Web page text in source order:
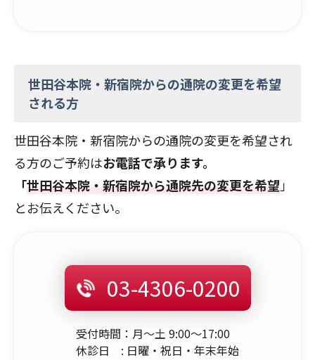
世田谷本院・新宿院からの通院の変更を希望
される方
世田谷本院・新宿院からの通院の変更を希望され
る方のご予約はお電話で承ります。
「世田谷本院・新宿院から通院先の変更を希望 」
とお伝えください。
03-4306-0200
受付時間：月～土 9:00～17:00
休診日 : 日曜・祝日・年末年始